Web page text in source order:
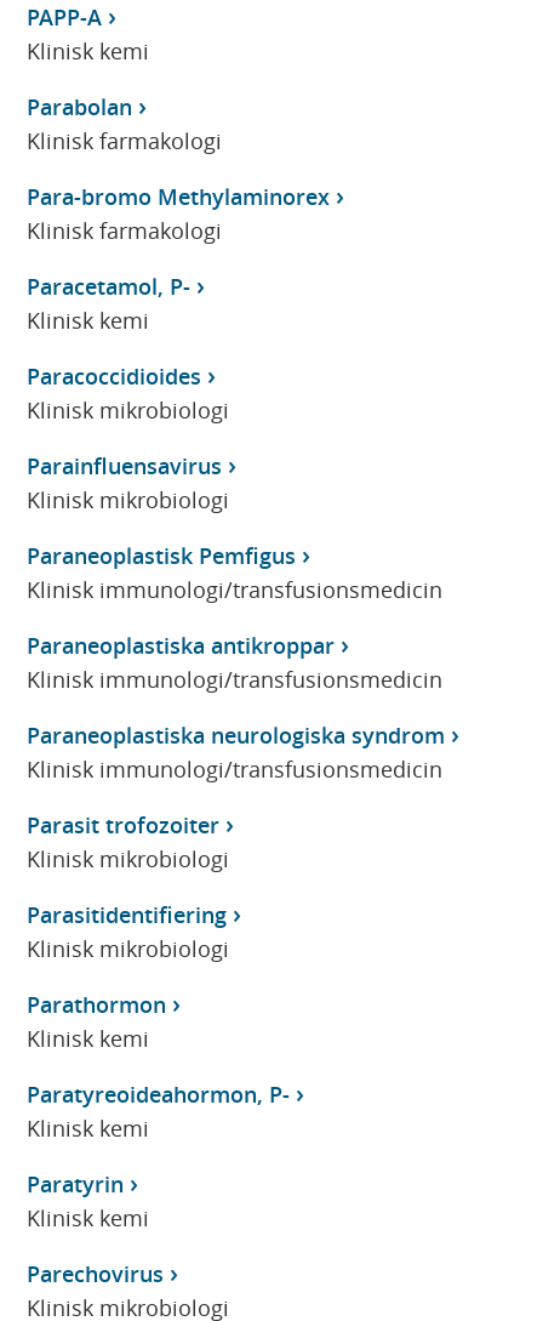
PAPP-A
Klinisk kemi
Parabolan
Klinisk farmakologi
Para-bromo Methylaminorex
Klinisk farmakologi
Paracetamol, P-
Klinisk kemi
Paracoccidioides
Klinisk mikrobiologi
Parainfluensavirus
Klinisk mikrobiologi
Paraneoplastisk Pemfigus
Klinisk immunologi/transfusionsmedicin
Paraneoplastiska antikroppar
Klinisk immunologi/transfusionsmedicin
Paraneoplastiska neurologiska syndrom
Klinisk immunologi/transfusionsmedicin
Parasit trofozoiter
Klinisk mikrobiologi
Parasitidentifiering
Klinisk mikrobiologi
Parathormon
Klinisk kemi
Paratyreoideahormon, P-
Klinisk kemi
Paratyrin
Klinisk kemi
Parechovirus
Klinisk mikrobiologi